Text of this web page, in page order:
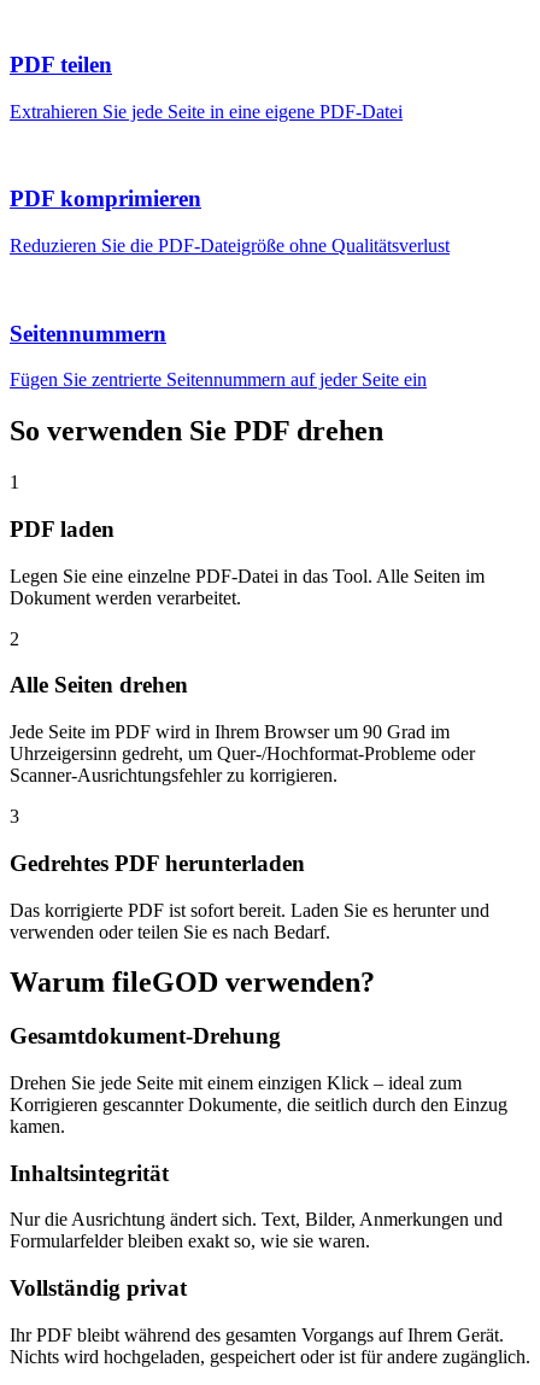
PDF teilen
Extrahieren Sie jede Seite in eine eigene PDF-Datei
PDF komprimieren
Reduzieren Sie die PDF-Dateigröße ohne Qualitätsverlust
Seitennummern
Fügen Sie zentrierte Seitennummern auf jeder Seite ein
So verwenden Sie PDF drehen
1
PDF laden
Legen Sie eine einzelne PDF-Datei in das Tool. Alle Seiten im
Dokument werden verarbeitet.
2
Alle Seiten drehen
Jede Seite im PDF wird in Ihrem Browser um 90 Grad im
Uhrzeigersinn gedreht, um Quer-/Hochformat-Probleme oder
Scanner-Ausrichtungsfehler zu korrigieren.
3
Gedrehtes PDF herunterladen
Das korrigierte PDF ist sofort bereit. Laden Sie es herunter und
verwenden oder teilen Sie es nach Bedarf.
Warum fileGOD verwenden?
Gesamtdokument-Drehung
Drehen Sie jede Seite mit einem einzigen Klick – ideal zum
Korrigieren gescannter Dokumente, die seitlich durch den Einzug
kamen.
Inhaltsintegrität
Nur die Ausrichtung ändert sich. Text, Bilder, Anmerkungen und
Formularfelder bleiben exakt so, wie sie waren.
Vollständig privat
Ihr PDF bleibt während des gesamten Vorgangs auf Ihrem Gerät.
Nichts wird hochgeladen, gespeichert oder ist für andere zugänglich.